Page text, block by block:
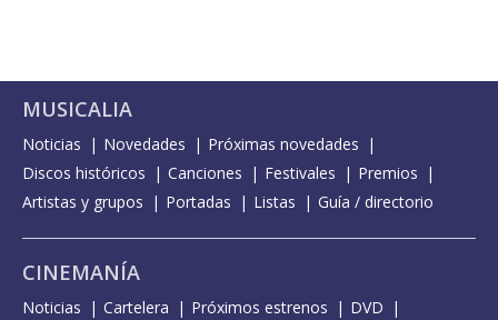
MUSICALIA
Noticias Novedades
Próximas novedades
Discos históricos
Canciones Festivales
Premios
Artistas y grupos
Portadas Listas Guía / directorio
CINEMANÍA
Noticias Cartelera Próximos estrenos
DVD